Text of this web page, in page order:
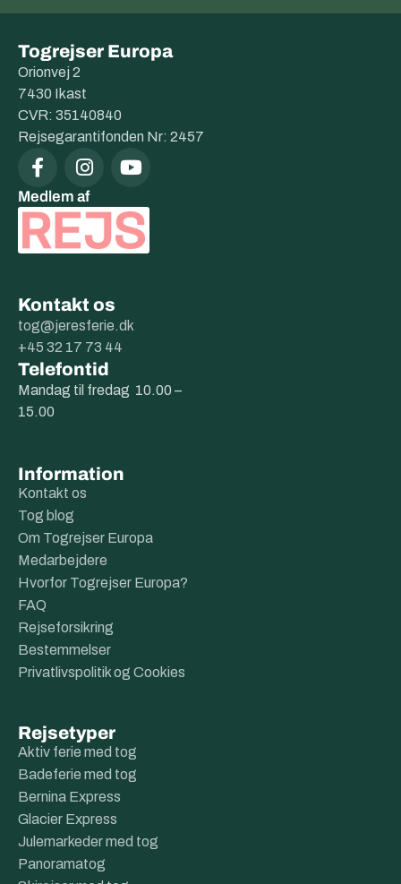
Togrejser Europa
Orionvej 2
7430 Ikast
CVR: 35140840
Rejsegarantifonden Nr: 2457
Medlem af
Kontakt os
tog@jeresferie.dk
+45 32 17 73 44
Telefontid
Mandag til fredag 10.00 –
15.00
Information
Kontakt os
Tog blog
Om Togrejser Europa
Medarbejdere
Hvorfor Togrejser Europa?
FAQ
Rejseforsikring
Bestemmelser
Privatlivspolitik og Cookies
Rejsetyper
Aktiv ferie med tog
Badeferie med tog
Bernina Express
Glacier Express
Julemarkeder med tog
Panoramatog